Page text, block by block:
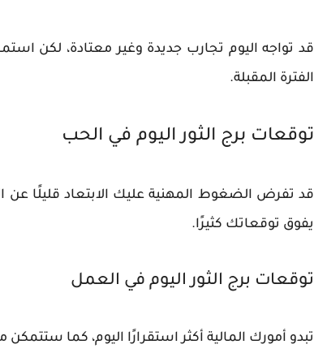
قد تواجه اليوم تجارب جديدة وغير معتادة، لكن
الفترة المقبلة.
توقعات برج الثور اليوم في الحب
قد تفرض الضغوط المهنية عليك الابتعاد قليلًا
يفوق توقعاتك كثيرًا.
توقعات برج الثور اليوم في العمل
تبدو أمورك المالية أكثر استقرارًا اليوم، كما